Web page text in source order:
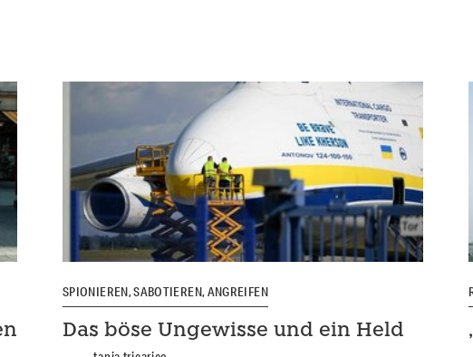
SPIONIEREN, SABOTIEREN, ANGREIFEN
Das böse Ungewisse und ein Held